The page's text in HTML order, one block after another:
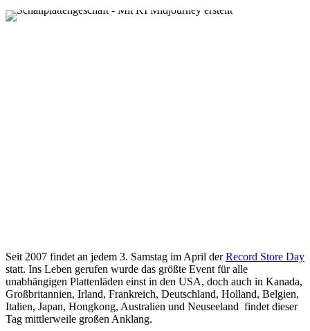
Seit 2007 findet an jedem 3. Samstag im April derRecord Store Day
statt. Ins Leben gerufen wurde das größte Event für alle
unabhängigen Plattenläden einst in den USA, doch auch in Kanada,
Großbritannien, Irland, Frankreich, Deutschland, Holland, Belgien,
Italien, Japan, Hongkong, Australien und Neuseeland findet dieser
Tag mittlerweile großen Anklang.